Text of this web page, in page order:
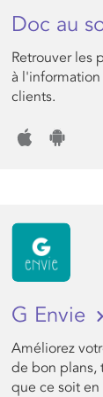
Doc au
Retrouver les
à
clients.
G Envie
Améliorez
de bon plans,
que ce soit en